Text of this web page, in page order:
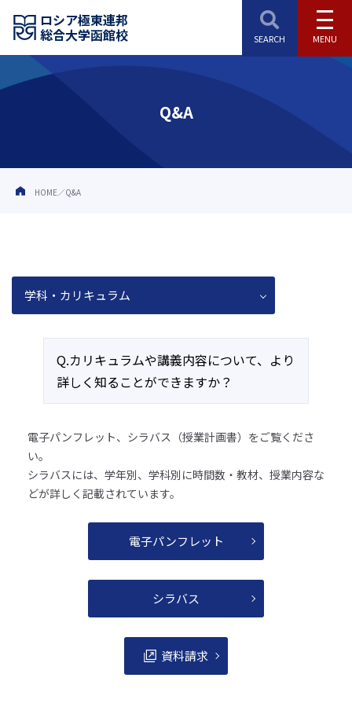
ロシア極東連邦
総合大学函館校
Q&A
HOME Q&A
Q.カリキュラムや講義内容について、より
詳しく知ることができますか？
電子パンフレット、シラバス（授業計画書）をご覧くださ
い。
シラバスには、学年別、学科別に時間数・教材、授業内容な
どが詳しく記載されています。
電子パンフレット
シラバス
資料請求